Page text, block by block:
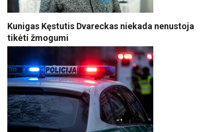
Kunigas Kęstutis Dvareckas niekada nenustoja
tikėti žmogumi